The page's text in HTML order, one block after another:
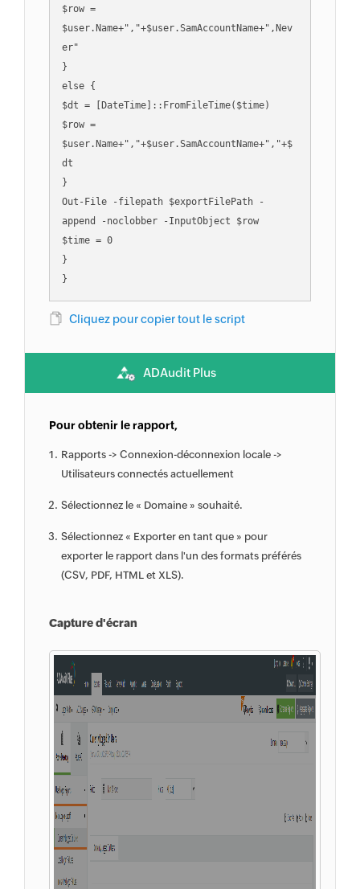
$row =
$user.Name+","+$user.SamAccountName+",Nev
er"
}
else {
$dt = [DateTime]::FromFileTime($time)
$row =
$user.Name+","+$user.SamAccountName+","+$
dt
}
Out-File -filepath $exportFilePath -
append -noclobber -InputObject $row
$time = 0
}
Cliquez pour copier tout le script
ADAudit Plus
Pour obtenir le rapport,
Rapports -> Connexion-déconnexion locale ->
Utilisateurs connectés actuellement
Sélectionnez le « Domaine » souhaité.
Sélectionnez « Exporter en tant que » pour
exporter le rapport dans l'un des formats préférés
(CSV, PDF, HTML et XLS).
Capture d'écran